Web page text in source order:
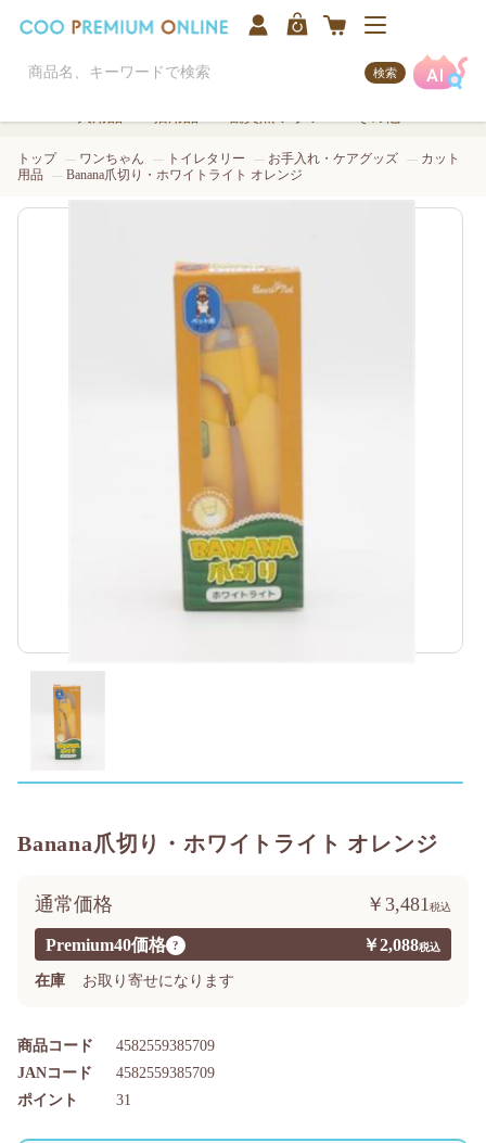
検索
トップ ワンちゃん トイレタリー お手入れ・ケアグッズ
カット
用品
Banana爪切り・ホワイトライト オレンジ
Banana爪切り・ホワイトライト オレンジ
Premium40価格 ? ￥2,088
通常価格 ￥3,481
在庫 お取り寄せになります
商品コード 4582559385709
ポイント 31
JANコード 4582559385709